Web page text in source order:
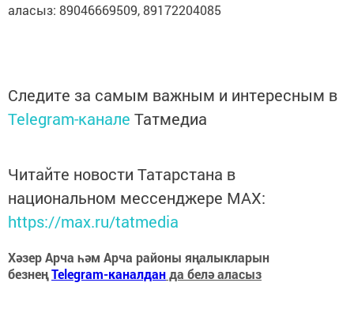
аласыз: 89046669509, 89172204085
Следите за самым важным и интересным в
Telegram-канале Татмедиа
Читайте новости Татарстана в
национальном мессенджере MАХ:
https://max.ru/tatmedia
Хәзер Арча һәм Арча районы яңалыкларын
безнеңTelegram-каналданда белә аласыз